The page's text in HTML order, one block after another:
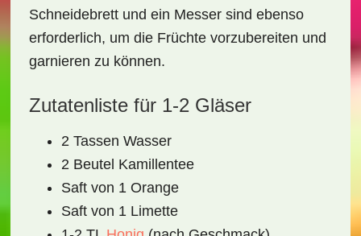
Schneidebrettund ein Messersind ebenso
erforderlich, um die Früchte vorzubereiten und
garnieren zu können.
Zutatenliste für 1-2 Gläser
2 Tassen Wasser
2 Beutel Kamillentee
Saft von 1 Orange
Saft von 1 Limette